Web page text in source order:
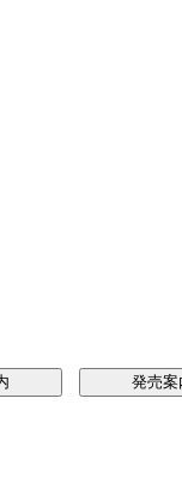
発売案